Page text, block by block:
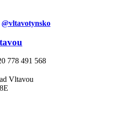
@vltavotynsko
778 491 568
Vltavou